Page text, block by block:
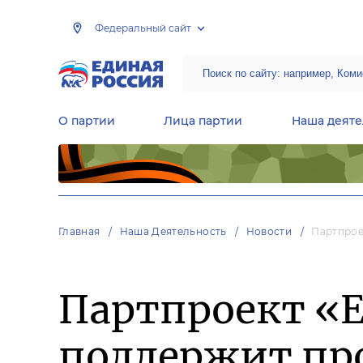
Федеральный сайт
О партии Лица партии Наша
Главная Наша Деятельность Новости
Партпроект